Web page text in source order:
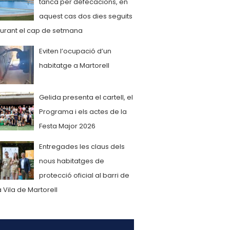
aquest cas dos dies seguits
el cap de setmana
Eviten l’ocupació d’un
habitatge a Martorell
Gelida presenta el cartell, el
Programa i els actes de la
Festa Major 2026
Entregades les claus dels
nous habitatges de
protecció oficial al barri de
Vila de Martorell